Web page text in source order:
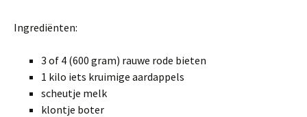
Ingrediënten:
3 of 4 (600 gram) rauwe rode bieten
1 kilo iets kruimige aardappels
scheutje melk
klontje boter